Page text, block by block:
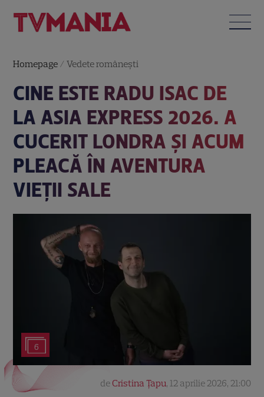
Homepage /Vedete româneşti
CINE ESTE RADU ISAC DE
LA ASIA EXPRESS 2026. A
CUCERIT LONDRA ȘI ACUM
PLEACĂ ÎN AVENTURA
VIEȚII SALE
6
de Cristina Țapu, 12 aprilie 2026, 21:00